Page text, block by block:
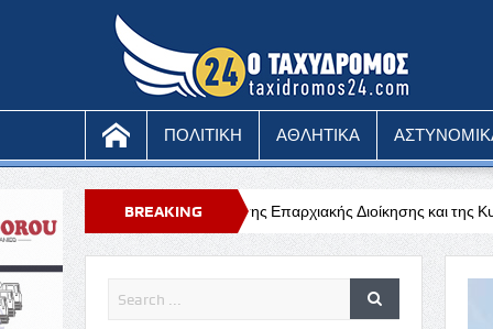
ΠΟΛΙΤΙΚΗ ΑΘΛΗΤΙΚΑ
BREAKING
NEWS
στήριξη της Επαρχιακής Διοίκησης και της Κυβέρνησης προς τη
– Κίτρινη προειδοποίηση